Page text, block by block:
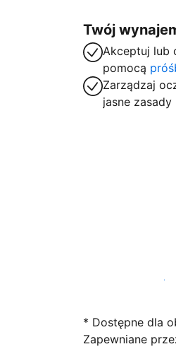
Twój
Akceptuj lub
pomocą
Zarządzaj
jasne
Zarejestruj
* Dostępne dla
Zapewniane